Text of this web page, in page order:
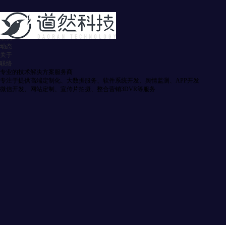
首页
服务
案例
动态
关于
联络
专业的技术解决方案服务商
专注于提供高端定制化、大数据服务、软件系统开发、舆情监测、APP开发
微信开发、网站定制、宣传片拍摄、整合营销3DVR等服务